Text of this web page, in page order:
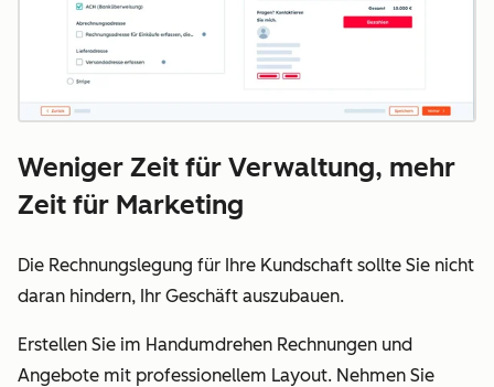
Weniger Zeit für Verwaltung, mehr
Zeit für Marketing
Die Rechnungslegung für Ihre Kundschaft sollte Sie nicht
daran hindern, Ihr Geschäft auszubauen.
Erstellen Sie im Handumdrehen Rechnungen und
Angebote mit professionellem Layout. Nehmen Sie